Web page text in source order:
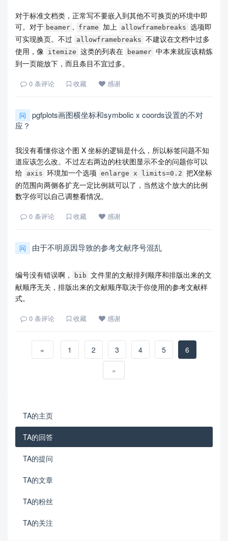
对于标准文档类，正常写不要嵌入到其他不可换页的环境中即
可。对于 beamer , frame 加上 allowframebreaks 选项即
可实现换页。不过
allowframebreaks 不建议在文档中过多
使用，像
itemize 这类的列表在 beamer 中本来就应该精炼
到一页能放下，而且条目不宜过多。
0 条评论 收藏 感谢
问
pgfplots画图横坐标和symbolic x coords设置的不对
应？
我没有看懂你这个图 X 坐标的逻辑是什么，所以标签问题不知
道应该怎么改。不过左右两边的柱状图显示不全的问题你可以
给 axis 环境加一个选项 enlarge x limits=0.2 把X坐标
的范围向两侧各扩充一定比例就可以了，当然这个放大的比例
数字你可以自己调整看情况。
0 条评论 收藏 感谢
问 由于不明原因导致的参考文献序号混乱
编号没有错误啊， bib 文件里的文献排列顺序和排版出来的文
献顺序无关，排版出来的文献顺序取决于你使用的参考文献样
式。
0 条评论 收藏 感谢
« 1 2 3 4 5
6
»
TA的主页
TA的回答
TA的提问
TA的文章
TA的粉丝
TA的关注